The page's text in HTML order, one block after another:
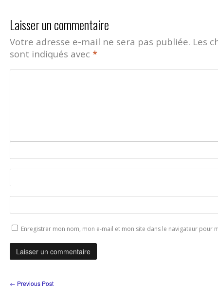
Laisser un commentaire
Votre adresse e-mail ne sera pas publiée. Les
sont indiqués avec *
Enregistrer mon nom, mon e-mail et mon site dans le navigateur pour
← Previous Post